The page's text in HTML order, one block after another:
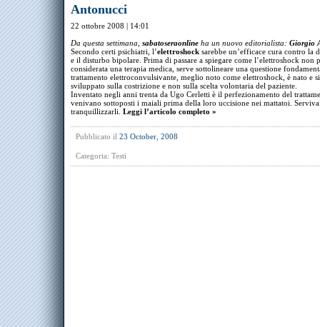
Antonucci
22 ottobre 2008 | 14:01
Da questa settimana, sabatoseraonline ha un nuovo editorialista: Giorgio
Secondo certi psichiatri, l’elettroshock sarebbe un’efficace cura contro la
e il disturbo bipolare. Prima di passare a spiegare come l’elettroshock non
considerata una terapia medica, serve sottolineare una questione
trattamento elettroconvulsivante, meglio noto come elettroshock, è nato e
sviluppato sulla costrizione e non sulla scelta volontaria del paziente.
Inventato negli anni trenta da Ugo Cerletti è il perfezionamento del
venivano sottoposti i maiali prima della loro uccisione nei mattatoi.
tranquillizzarli. Leggi l’articolo completo »
Pubblicato il 23 October, 2008
Categoria: Testi